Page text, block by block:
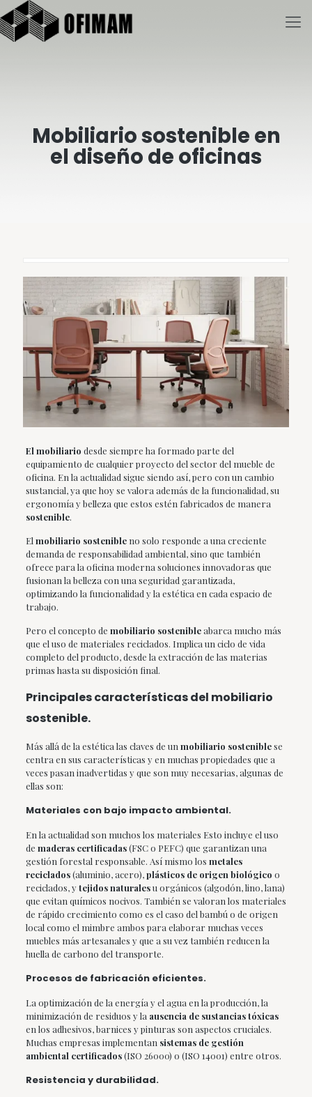
Mobiliario sostenible en
el diseño de oficinas
El mobiliario desde siempre ha formado parte del
equipamiento de cualquier proyecto del sector del mueble de
oficina. En la actualidad sigue siendo así, pero con un cambio
sustancial, ya que hoy se valora además de la funcionalidad, su
ergonomía y belleza que estos estén fabricados de manera
sostenible.
El mobiliario sostenibleno solo responde a una creciente
demanda de responsabilidad ambiental, sino que también
ofrece para la oficina moderna soluciones innovadoras que
fusionan la belleza con una seguridad garantizada,
optimizando la funcionalidad y la estética en cada espacio de
trabajo.
Pero el concepto de mobiliario sostenibleabarca mucho más
que el uso de materiales reciclados. Implica un ciclo de vida
completo del producto, desde la extracción de las materias
primas hasta su disposición final.
Principales características del mobiliario
sostenible.
Más allá de la estética las claves de un mobiliario sosteniblese
centra en sus características y en muchas propiedades que a
veces pasan inadvertidas y que son muy necesarias, algunas de
ellas son:
Materiales con bajo impacto ambiental.
En la actualidad son muchos los materiales Esto incluye el uso
de maderas certificadas(FSC o PEFC) que garantizan una
gestión forestal responsable. Así mismo los metales
reciclados(aluminio, acero),plásticos de origen biológico o
reciclados, ytejidos naturalesu orgánicos (algodón, lino, lana)
que evitan químicos nocivos. También se valoran los materiales
de rápido crecimiento como es el caso del bambú o de origen
local como el mimbre ambos para elaborar muchas veces
muebles más artesanales y que a su vez también reducen la
huella de carbono del transporte.
Procesos de fabricación eficientes.
La optimización de la energía y el agua en la producción, la
minimización de residuos y la ausencia de sustancias tóxicas
en los adhesivos, barnices y pinturas son aspectos cruciales.
Muchas empresas implementan sistemas de gestión
ambiental certificados(ISO 26000) o (ISO 14001) entre otros.
Resistencia y durabilidad.